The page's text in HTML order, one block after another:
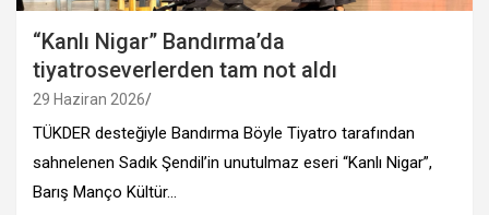
“Kanlı Nigar” Bandırma’da
tiyatroseverlerden tam not aldı
29 Haziran 2026
TÜKDER desteğiyle Bandırma Böyle Tiyatro tarafından
sahnelenen Sadık Şendil’in unutulmaz eseri “Kanlı Nigar”,
Barış Manço Kültür…